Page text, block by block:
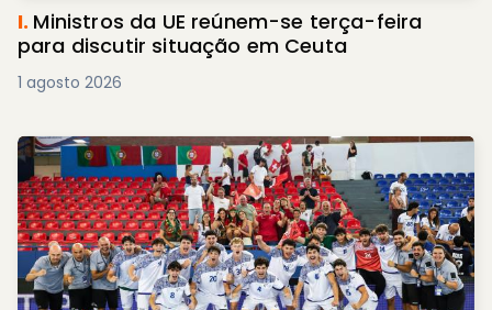
I. Ministros da UE reúnem-se terça-feira
para discutir situação em Ceuta
1 agosto 2026